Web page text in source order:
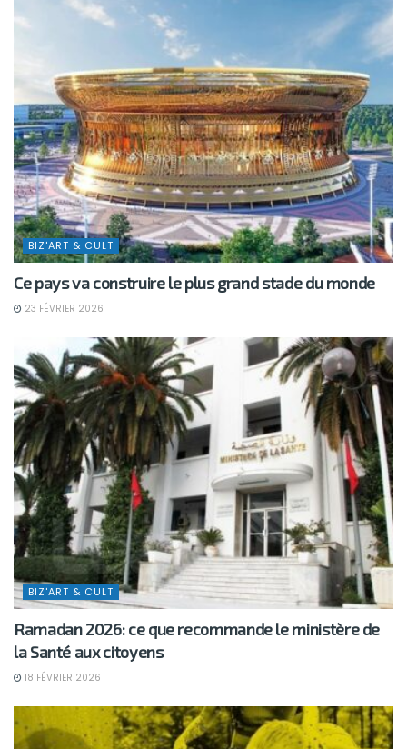
BIZ'ART & CULT
Ce pays va construire le plus grand stade du monde
23 FÉVRIER 2026
BIZ'ART & CULT
Ramadan 2026: ce que recommande le ministère de
la Santé aux citoyens
18 FÉVRIER 2026